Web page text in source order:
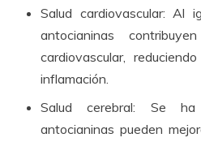
Salud cardiovascular: Al
antocianinas
cardiovascular,
inflamación.
Salud cerebral: Se
antocianinas pueden